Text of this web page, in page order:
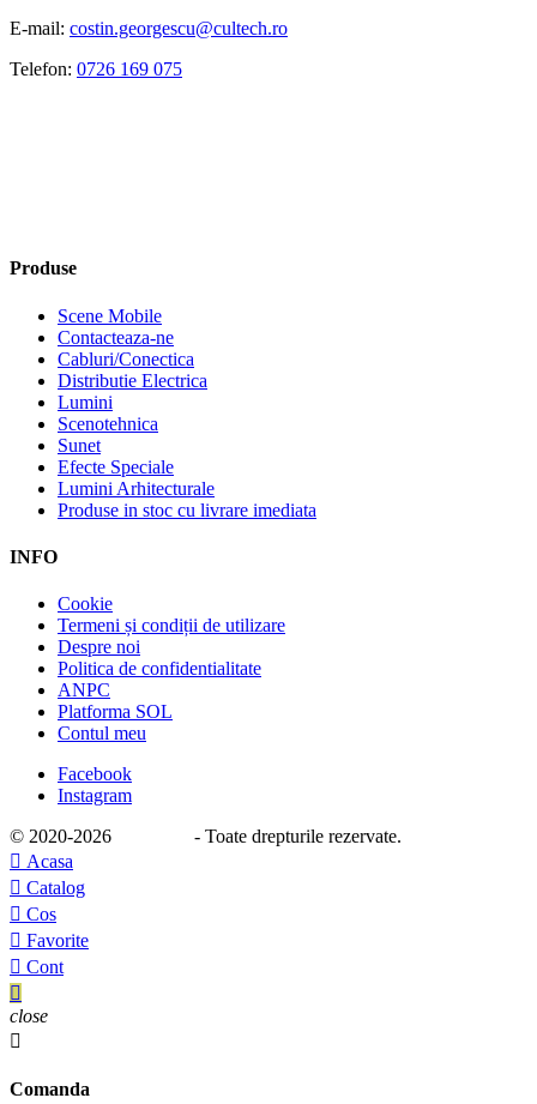
E-mail: costin.georgescu@cultech.ro
Telefon: 0726 169 075
Produse
Scene Mobile
Contacteaza-ne
Cabluri/Conectica
Distributie Electrica
Lumini
Scenotehnica
Sunet
Efecte Speciale
Lumini Arhitecturale
Produse in stoc cu livrare imediata
INFO
Cookie
Termeni și condiții de utilizare
Despre noi
Politica de confidentialitate
ANPC
Platforma SOL
Contul meu
Facebook
Instagram
© 2020-2026
- Toate drepturile rezervate.
 Acasa
 Catalog
 Cos
 Favorite
 Cont

close

Comanda